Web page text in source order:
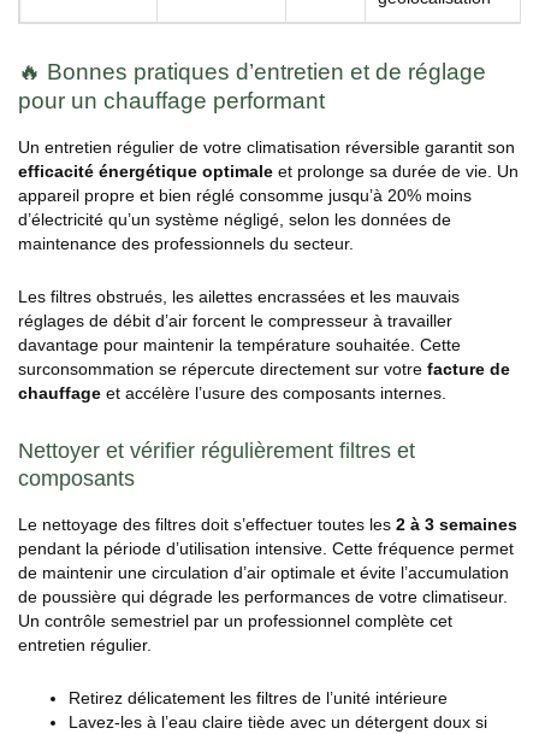
🔥 Bonnes pratiques d’entretien et de réglage
pour un chauffage performant
Un entretien régulier de votre climatisation réversible garantit son
efficacité énergétique optimale et prolonge sa durée de vie. Un
appareil propre et bien réglé consomme jusqu’à 20% moins
d’électricité qu’un système négligé, selon les données de
maintenance des professionnels du secteur.
Les filtres obstrués, les ailettes encrassées et les mauvais
réglages de débit d’air forcent le compresseur à travailler
davantage pour maintenir la température souhaitée. Cette
surconsommation se répercute directement sur votre facture de
chauffage et accélère l’usure des composants internes.
Nettoyer et vérifier régulièrement filtres et
composants
Le nettoyage des filtres doit s’effectuer toutes les 2 à 3 semaines
pendant la période d’utilisation intensive. Cette fréquence permet
de maintenir une circulation d’air optimale et évite l’accumulation
de poussière qui dégrade les performances de votre climatiseur.
Un contrôle semestriel par un professionnel complète cet
entretien régulier.
Retirez délicatement les filtres de l’unité intérieure
Lavez-les à l’eau claire tiède avec un détergent doux si